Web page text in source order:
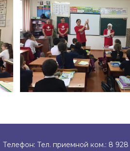
Телефон: Тел. приемной ком.: 8 928